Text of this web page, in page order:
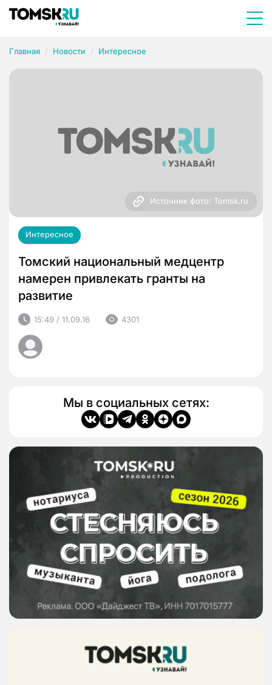
Главная Новости Интересное
Источник фото: Tomsk.ru
Интересное
Томский национальный медцентр
намерен привлекать гранты на
развитие
15:49 / 11.09.16 4301
Мы в социальных сетях: